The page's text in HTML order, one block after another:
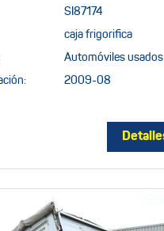
SI87174
caja frigorifica
Automóviles usados
2009-08